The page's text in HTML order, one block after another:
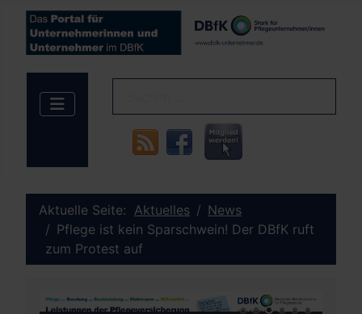
Aktuelle Seite: Aktuelles
News
Pflege ist kein Sparschwein! Der DBfK ruft
zum Protest auf